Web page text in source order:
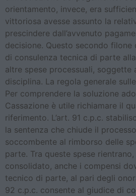
orientamento, invece, era
vittoriosa avesse assunto la
prescindere dall’avvenuto
decisione. Questo secondo filone
di consulenza tecnica di parte
altre spese processuali, soggette
disciplina. La regola generale
Per comprendere la soluzione
Cassazione è utile richiamare il
riferimento. L’art. 91 c.p.c.
la sentenza che chiude il
soccombente al rimborso delle
parte. Tra queste spese
consolidato, anche i compensi
tecnico di parte, al pari degli
92 c.p.c. consente al giudice di